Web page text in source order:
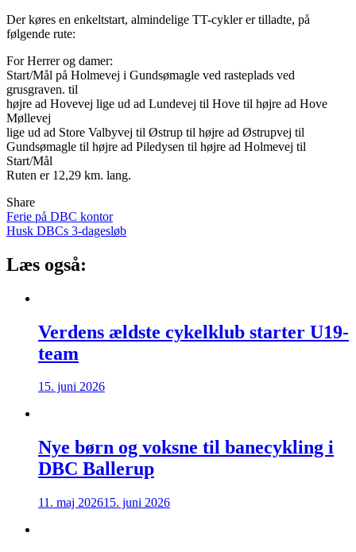
Der køres en enkeltstart, almindelige TT-cykler er tilladte, på
følgende rute:
For Herrer og damer:
Start/Mål på Holmevej i Gundsømagle ved rasteplads ved
grusgraven. til
højre ad Hovevej lige ud ad Lundevej til Hove til højre ad Hove
Møllevej
lige ud ad Store Valbyvej til Østrup til højre ad Østrupvej til
Gundsømagle til højre ad Piledysen til højre ad Holmevej til
Start/Mål
Ruten er 12,29 km. lang.
Share
Indlægsnavigation
Ferie på DBC kontor
Husk DBCs 3-dagesløb
Læs også:
Verdens ældste cykelklub starter U19-
team
15. juni 2026
Nye børn og voksne til banecykling i
DBC Ballerup
11. maj 202615. juni 2026